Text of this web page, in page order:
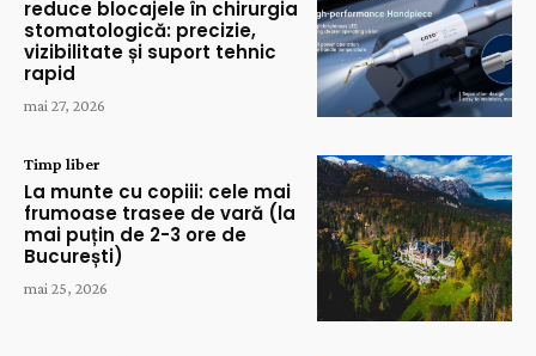
reduce blocajele în chirurgia
stomatologică: precizie,
vizibilitate și suport tehnic
rapid
mai 27, 2026
Timp liber
La munte cu copiii: cele mai
frumoase trasee de vară (la
mai puțin de 2-3 ore de
București)
mai 25, 2026